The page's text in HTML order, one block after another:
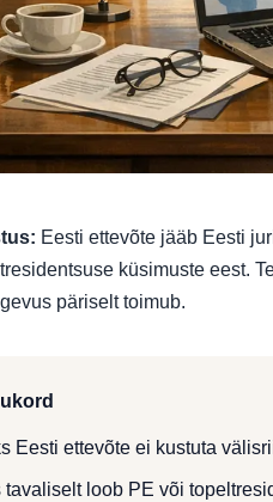
Eesti ettevõte jääb Eesti
küsimuste eest.
päriselt toimub.
Eesti ettevõte ei kustuta
tavaliselt loob PE või